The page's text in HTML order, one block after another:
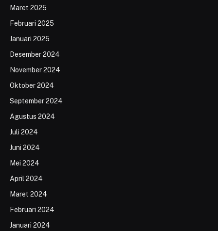
Maret 2025
Februari 2025
Januari 2025
Desember 2024
November 2024
Oktober 2024
September 2024
Agustus 2024
Juli 2024
Juni 2024
Mei 2024
April 2024
Maret 2024
Februari 2024
Januari 2024